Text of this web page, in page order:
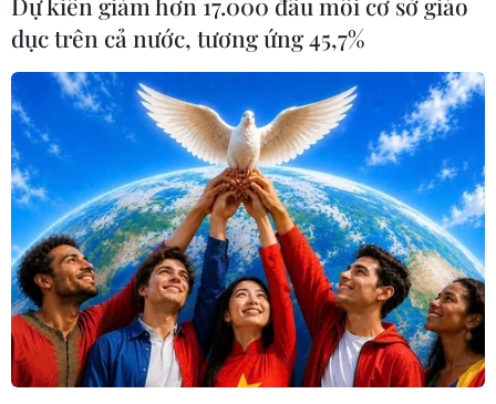
Nga: Ukraine gia nhập NATO là thách thức
với an ninh châu Âu
dục trên cả nước, tương ứng 45,7%